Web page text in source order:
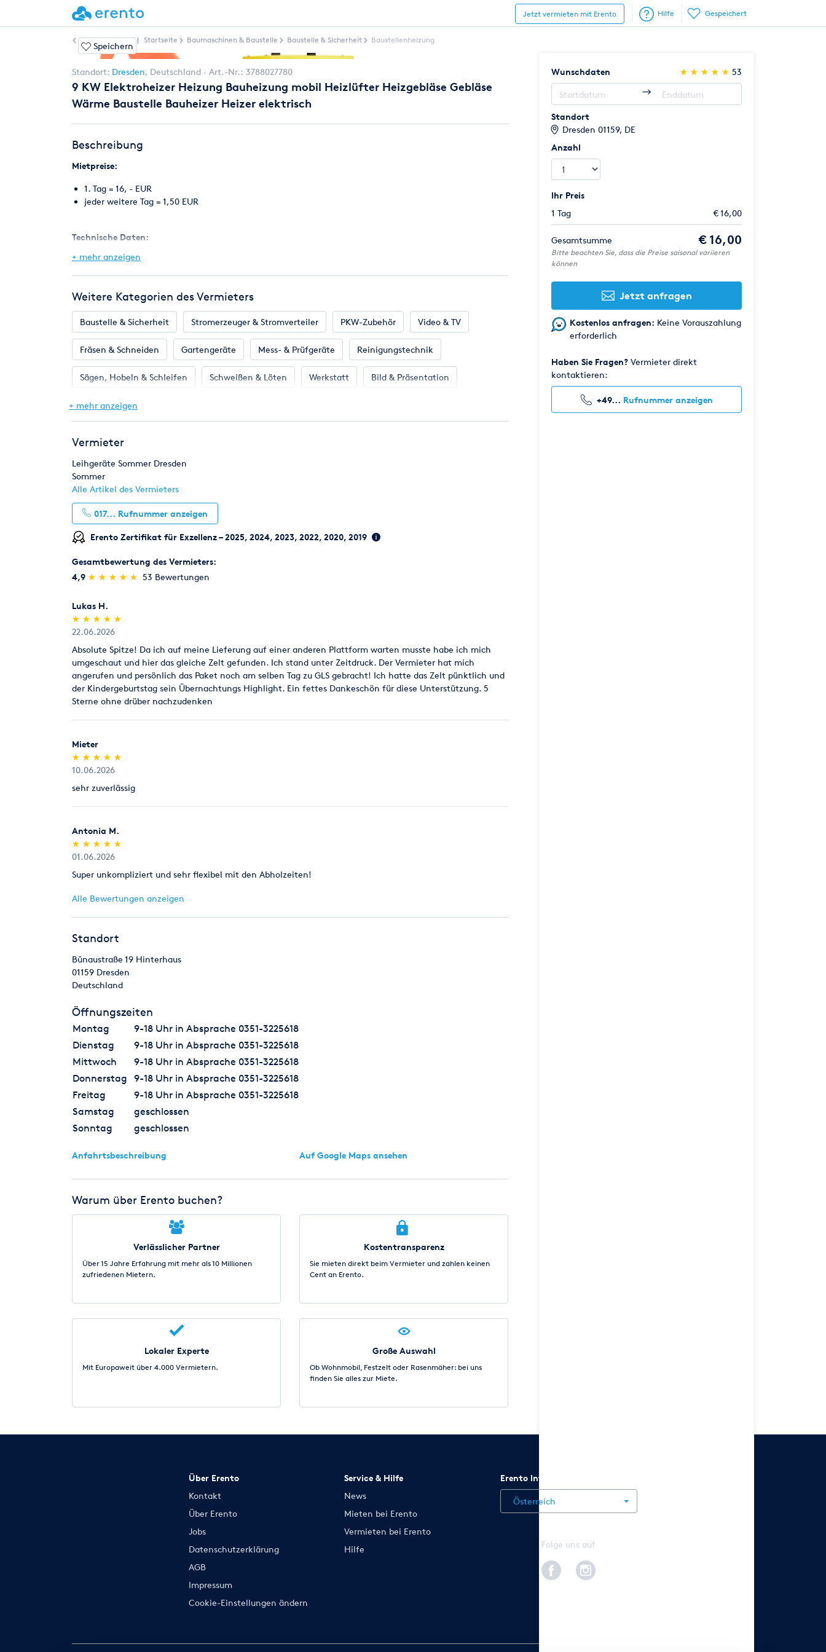
Gespeichert
Jetzt vermieten mit Erento Hilfe
Weitere Artikel | Startseite Baumaschinen & Baustelle Baustelle & Sicherheit Baustellenheizung
Speichern
Standort: Dresden, Deutschland Art.-Nr.: 3788027780
9 KW Elektroheizer Heizung Bauheizung mobil Heizlüfter Heizgebläse Gebläse
Wärme Baustelle Bauheizer Heizer elektrisch
Beschreibung
Mietpreise:
1. Tag = 16, - EUR
jeder weitere Tag = 1,50 EUR
Technische Daten:
Luftmenge 700 m³/h
Stromaufnahme: 13 A
9,5 kg
Länge x Breite x Höhe = 29 x 36 x 52 cm
Überhitzungsschutz
Thermostat
+ mehr anzeigen
Weitere Kategorien des Vermieters
Baustelle & Sicherheit Stromerzeuger & Stromverteiler PKW-Zubehör Video & TV
Fräsen & Schneiden Gartengeräte Mess- & Prüfgeräte Reinigungstechnik
Sägen, Hobeln & Schleifen Schweißen & Löten Werkstatt Bild & Präsentation
Eventmodule & Attraktionen
+ mehr anzeigen
Vermieter
Leihgeräte Sommer Dresden
Sommer
Alle Artikel des Vermieters
017... Rufnummer anzeigen
Erento Zertifikat für Exzellenz – 2025, 2024, 2023, 2022, 2020, 2019
Gesamtbewertung des Vermieters:
4,9 (*)
★
★
(*) ★
★
(*) ★
★
(*) ★
★
(*) ★
★ 53 Bewertungen
Lukas H.
(*)
★
★
(*) ★
★
(*) ★
★
(*) ★
★
(*) ★
★
22.06.2026
Absolute Spitze! Da ich auf meine Lieferung auf einer anderen Plattform warten musste habe ich mich
umgeschaut und hier das gleiche Zelt gefunden. Ich stand unter Zeitdruck. Der Vermieter hat mich
angerufen und persönlich das Paket noch am selben Tag zu GLS gebracht! Ich hatte das Zelt pünktlich und
der Kindergeburtstag sein Übernachtungs Highlight. Ein fettes Dankeschön für diese Unterstützung. 5
Sterne ohne drüber nachzudenken
Mieter
(*)
★
★
(*) ★
★
(*) ★
★
(*) ★
★
(*) ★
★
10.06.2026
sehr zuverlässig
Antonia M.
(*)
★
★
(*) ★
★
(*) ★
★
(*) ★
★
(*) ★
★
01.06.2026
Super unkompliziert und sehr flexibel mit den Abholzeiten!
Alle Bewertungen anzeigen
Standort
Bünaustraße 19 Hinterhaus
01159 Dresden
Deutschland
Öffnungszeiten
Montag
9-18 Uhr in Absprache 0351-3225618
Dienstag
9-18 Uhr in Absprache 0351-3225618
Mittwoch
9-18 Uhr in Absprache 0351-3225618
Donnerstag
9-18 Uhr in Absprache 0351-3225618
Freitag
9-18 Uhr in Absprache 0351-3225618
Samstag
geschlossen
Sonntag
geschlossen
Anfahrtsbeschreibung Auf Google Maps ansehen
Warum über Erento buchen?
Verlässlicher Partner
Über 15 Jahre Erfahrung mit mehr als 10 Millionen
zufriedenen Mietern.
Lokaler Experte
Mit Europaweit über 4.000 Vermietern.
Kostentransparenz
Sie mieten direkt beim Vermieter und zahlen keinen
Cent an Erento.
Große Auswahl
Ob Wohnmobil, Festzelt oder Rasenmäher: bei uns
finden Sie alles zur Miete.
Wunschdaten (*)
★
★
(*) ★
★
(*) ★
★
(*) ★
★
(*) ★
★ 53
Standort
Dresden 01159, DE
Anzahl
Ihr Preis
1 Tag
€ 16,00
Gesamtsumme € 16,00
Bitte beachten Sie, dass die Preise saisonal variieren
können
Jetzt anfragen
Kostenlos anfragen: Keine Vorauszahlung
erforderlich
Haben Sie Fragen? Vermieter direkt
kontaktieren:
+49... Rufnummer anzeigen
Über Erento
Kontakt
Über Erento
Jobs
Datenschutzerklärung
AGB
Impressum
Cookie-Einstellungen ändern
Service & Hilfe
News
Mieten bei Erento
Vermieten bei Erento
Hilfe
Erento International
Österreich
Folge uns auf